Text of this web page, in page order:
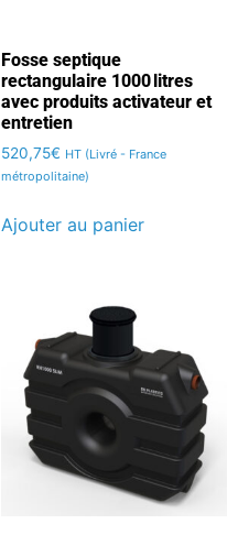
Fosse septique
rectangulaire 1000 litres
avec produits activateur et
entretien
520,75€ HT (Livré - France
métropolitaine)
Ajouter au panier